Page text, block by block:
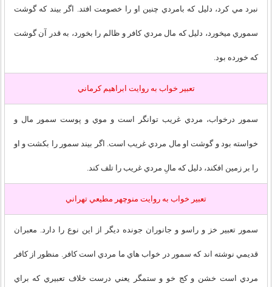
نبرد مي كرد، دليل كه بامردي چنين او را خصومت افتد. اگر بيند كه گوشت
سموري ميخورد، دليل كه مال مردي كافر و ظالم را بخورد، به قدر آن گوشت
كه خورده بود.
تعبير خواب به روايت ابراهيم کرماني
سمور درخواب، مردي غريب توانگر است و موي و پوست سمور مال و
خواسته بود و گوشت او مال مردي غريب است. اگر بيند سمور را بكشت و او
را بر زمين افكند، دليل كه مالِ مردي غريب را تلف كند.
تعبير خواب به روايت منوچهر مطيعي تهراني
سمور تعبير خز و راسو و جانوران جونده ديگر از اين نوع را دارد. معبران
قديمي نوشته اند که سمور در خواب هاي ما مردي است کافر. منظور از کافر
مردي است خشن و کج خو و ستمگر يعني درست خلاف تعبيري که براي